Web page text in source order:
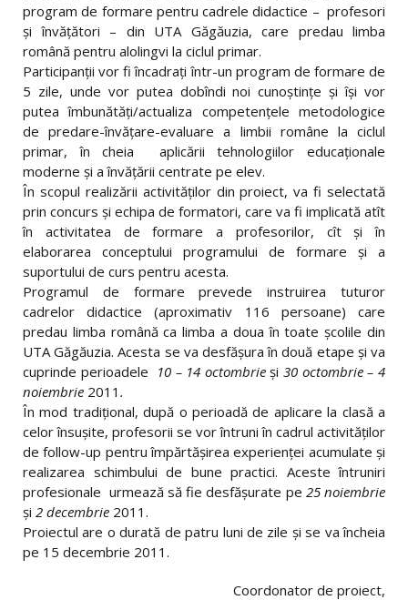
program de formare pentru cadrele didactice – profesori
şi învăţători – din UTA Găgăuzia, care predau limba
română pentru alolingvi la ciclul primar.
Participanţii vor fi încadraţi într-un program de formare de
5 zile, unde vor putea dobîndi noi cunoştinţe şi îşi vor
putea îmbunătăţi/actualiza competenţele metodologice
de predare-învăţare-evaluare a limbii române la ciclul
primar, în cheia aplicării tehnologiilor educaţionale
moderne şi a învăţării centrate pe elev.
În scopul realizării activităţilor din proiect, va fi selectată
prin concurs şi echipa de formatori, care va fi implicată atît
în activitatea de formare a profesorilor, cît şi în
elaborarea conceptului programului de formare şi a
suportului de curs pentru acesta.
Programul de formare prevede instruirea tuturor
cadrelor didactice (aproximativ 116 persoane) care
predau limba română ca limba a doua în toate şcolile din
UTA Găgăuzia. Acesta se va desfăşura în două etape şi va
cuprinde perioadele 10 – 14 octombrieşi 30 octombrie – 4
noiembrie 2011 .
În mod tradiţional, după o perioadă de aplicare la clasă a
celor însuşite, profesorii se vor întruni în cadrul activităţilor
de follow-up pentru împărtăşirea experienţei acumulate şi
realizarea schimbului de bune practici. Aceste întruniri
profesionale urmează să fie desfăşurate pe 25 noiembrie
şi 2 decembrie 2011.
Proiectul are o durată de patru luni de zile şi se va încheia
pe 15 decembrie 2011.
Coordonator de proiect,